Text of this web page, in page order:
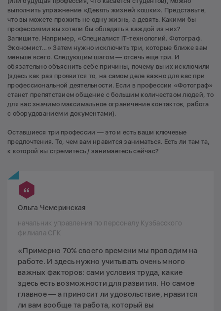
выполнить упражнение «Девять жизней кошки». Представьте,
что вы можете прожить не одну жизнь, а девять. Какими бы
профессиями вы хотели бы обладать в каждой из них?
Запишите. Например, «Специалист IT-технологий. Фотограф.
Экономист…» Затем нужно исключить три, которые ближе вам
меньше всего. Следующим шагом — отсечь еще три. И
обязательно объяснить себе причины, почему вы их исключили
(здесь как раз проявится то, на самом деле важно для вас при
профессиональной деятельности. Если в профессии «Фотограф»
станет препятствием общение с большим количеством людей, то
для вас значимо максимальное ограничение контактов, работа
с оборудованием и документами).
Оставшиеся три профессии — это и есть ваши ключевые
предпочтения. То, чем вам нравится заниматься. Есть ли там та,
к которой вы стремитесь / занимаетесь сейчас?
Ольга Чемеринская
начальник управления по персоналу Кузбасского
филиала СГК
«Примерно 70% своего времени мы проводим на
работе. И здесь нужно учитывать очень много
важных факторов: сами условия труда, какие
здесь есть возможности для развития. Но самое
главное — а приносит ли удовольствие, нравится
ли вам вообще та работа, который вы